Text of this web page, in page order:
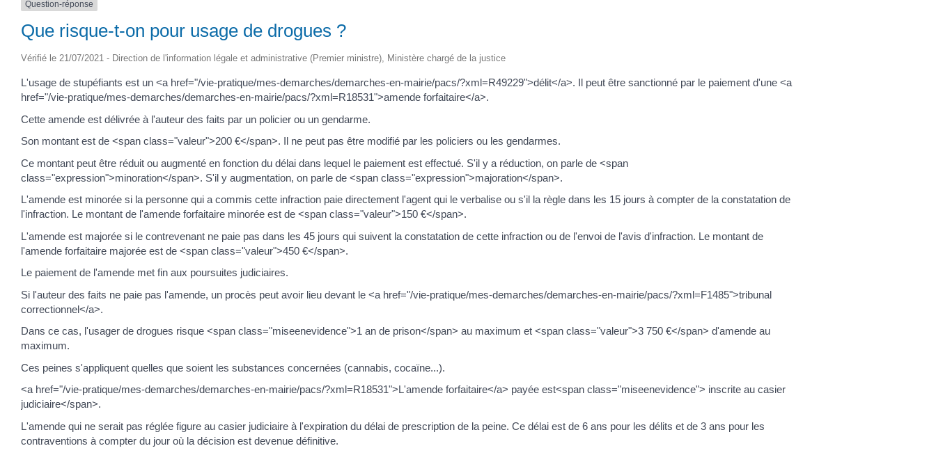
Question-réponse
Que risque-t-on pour usage de drogues ?
Vérifié le 21/07/2021 - Direction de l'information légale et administrative (Premier ministre), Ministère chargé de la justice
L'usage de stupéfiants est un <a href="/vie-pratique/mes-demarches/demarches-en-mairie/pacs/?xml=R49229">délit</a>. Il peut être sanctionné par le paiement d'une <a
href="/vie-pratique/mes-demarches/demarches-en-mairie/pacs/?xml=R18531">amende forfaitaire</a>.
Cette amende est délivrée à l'auteur des faits par un policier ou un gendarme.
Son montant est de <span class="valeur">200 €</span>. Il ne peut pas être modifié par les policiers ou les gendarmes.
Ce montant peut être réduit ou augmenté en fonction du délai dans lequel le paiement est effectué. S'il y a réduction, on parle de <span
class="expression">minoration</span>. S'il y augmentation, on parle de <span class="expression">majoration</span>.
L'amende est minorée si la personne qui a commis cette infraction paie directement l'agent qui le verbalise ou s'il la règle dans les 15 jours à compter de la constatation de
l'infraction. Le montant de l'amende forfaitaire minorée est de <span class="valeur">150 €</span>.
L'amende est majorée si le contrevenant ne paie pas dans les 45 jours qui suivent la constatation de cette infraction ou de l'envoi de l'avis d'infraction. Le montant de
l'amende forfaitaire majorée est de <span class="valeur">450 €</span>.
Le paiement de l'amende met fin aux poursuites judiciaires.
Si l'auteur des faits ne paie pas l'amende, un procès peut avoir lieu devant le <a href="/vie-pratique/mes-demarches/demarches-en-mairie/pacs/?xml=F1485">tribunal
correctionnel</a>.
Dans ce cas, l'usager de drogues risque <span class="miseenevidence">1 an de prison</span> au maximum et <span class="valeur">3 750 €</span> d'amende au
maximum.
Ces peines s'appliquent quelles que soient les substances concernées (cannabis, cocaïne...).
<a href="/vie-pratique/mes-demarches/demarches-en-mairie/pacs/?xml=R18531">L'amende forfaitaire</a> payée est<span class="miseenevidence"> inscrite au casier
judiciaire</span>.
L'amende qui ne serait pas réglée figure au casier judiciaire à l'expiration du délai de prescription de la peine. Ce délai est de 6 ans pour les délits et de 3 ans pour les
contraventions à compter du jour où la décision est devenue définitive.